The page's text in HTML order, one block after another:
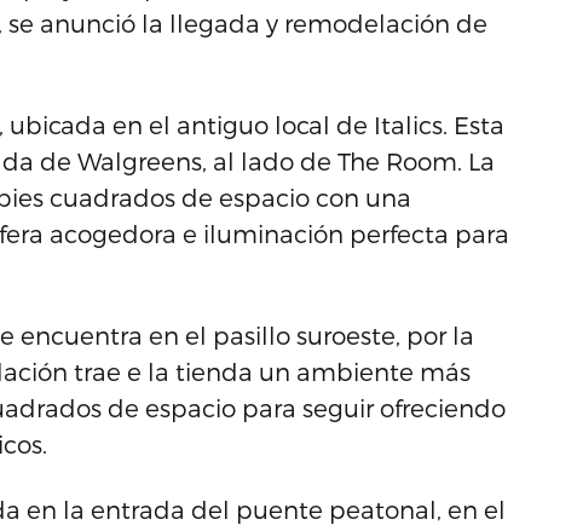
se anunció la llegada y remodelación de
en el antiguo local de Italics. Esta
de Walgreens, al lado de The Room. La
cuadrados de espacio con una
acogedora e iluminación perfecta para
encuentra en el pasillo suroeste, por la
trae e la tienda un ambiente más
de espacio para seguir ofreciendo
en la entrada del puente peatonal, en el